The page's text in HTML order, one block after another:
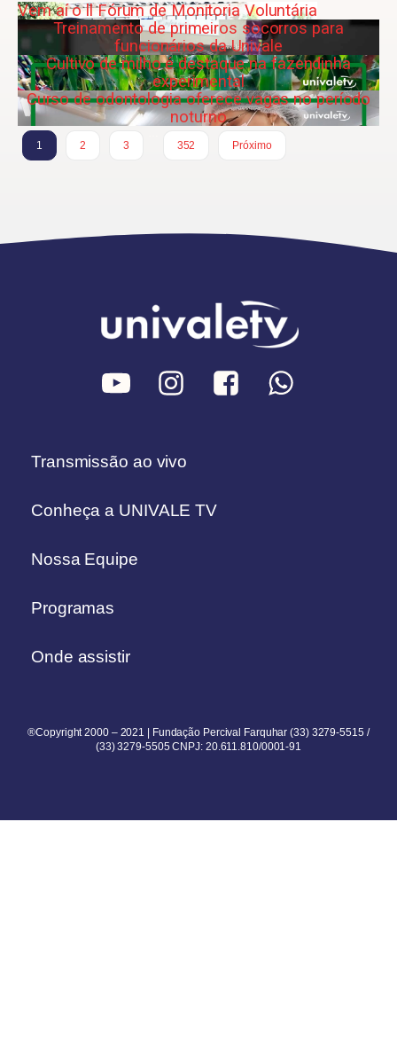
Vem aí o ll Fórum de Monitoria Voluntária
Treinamento de primeiros socorros para
funcionários da Univale
Cultivo de milho é destaque na fazendinha
experimental
Curso de odontologia oferece vagas no período
noturno
1 2 3
352
Próximo
Transmissão ao vivo
Conheça a UNIVALE TV
Nossa Equipe
Programas
Onde assistir
®Copyright 2000 – 2021 | Fundação Percival Farquhar (33) 3279-5515 /
(33) 3279-5505 CNPJ: 20.611.810/0001-91